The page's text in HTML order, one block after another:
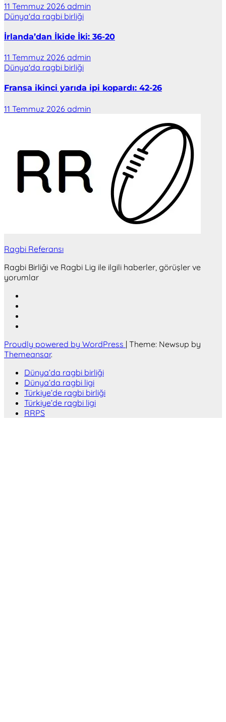
11 Temmuz 2026 admin
Dünya'da ragbi birliği
İrlanda’dan İkide İki: 36-20
11 Temmuz 2026 admin
Dünya'da ragbi birliği
Fransa ikinci yarıda ipi kopardı: 42-26
11 Temmuz 2026 admin
Ragbi Referansı
Ragbi Birliği ve Ragbi Lig ile ilgili haberler, görüşler ve
yorumlar
Proudly powered by WordPress | Theme: Newsup by
Themeansar.
Dünya’da ragbi birliği
Dünya’da ragbi ligi
Türkiye’de ragbi birliği
Türkiye’de ragbi ligi
RRPS